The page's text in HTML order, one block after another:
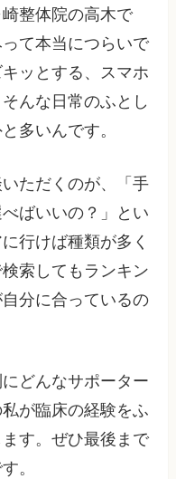
整体院の高木で
て本当につらいで
ッとする、スマホ
んな日常のふとし
多いんです。
ただくのが、「手
ばいいの？」とい
行けば種類が多く
索してもランキン
分に合っているの
どんなサポーター
が臨床の経験をふ
す。ぜひ最後まで
。